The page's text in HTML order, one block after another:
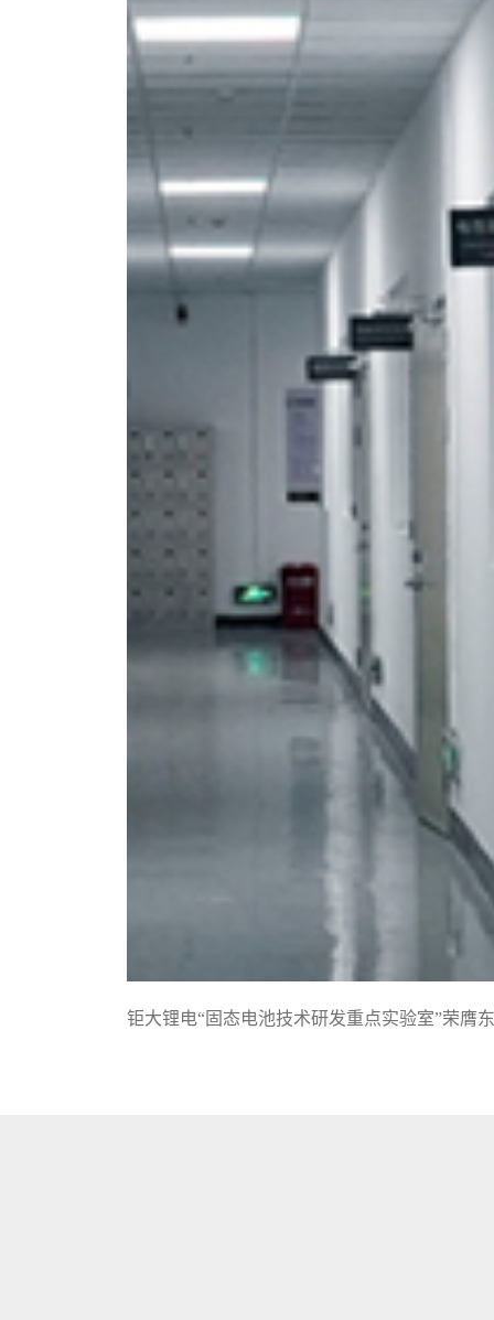
钜大锂电“固态电池技术研发重点实验室”荣膺